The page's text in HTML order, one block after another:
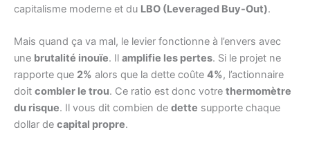
capitalisme moderne et du LBO (Leveraged Buy-Out).
Mais quand ça va mal, le levier fonctionne à l’envers avec
une brutalité inouïe. Il amplifie les pertes. Si le projet ne
rapporte que 2% alors que la dette coûte 4%, l’actionnaire
doit combler le trou. Ce ratio est donc votre thermomètre
du risque. Il vous dit combien de dette supporte chaque
dollar de capital propre.